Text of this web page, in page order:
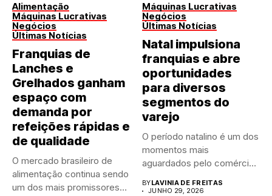
Alimentação
Máquinas Lucrativas
Negócios
Últimas Notícias
Franquias de
Lanches e
Grelhados ganham
espaço com
demanda por
refeições rápidas e
de qualidade
O mercado brasileiro de
alimentação continua sendo
um dos mais promissores
Máquinas Lucrativas
Negócios
Últimas Notícias
Natal impulsiona
franquias e abre
oportunidades
para diversos
segmentos do
varejo
O período natalino é um dos
momentos mais
aguardados pelo comércio
BYLAVINIA DE FREITAS
JUNHO 29, 2026